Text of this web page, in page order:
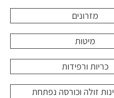
מזרונים
מיטות
כריות ורפידות
זולה וכורסה נפתחת